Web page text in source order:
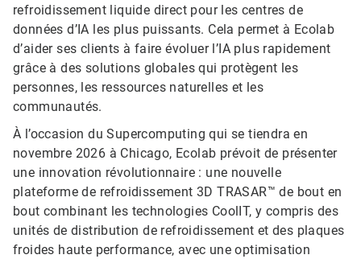
refroidissement liquide direct pour les centres de
données d’IA les plus puissants. Cela permet à Ecolab
d’aider ses clients à faire évoluer l’IA plus rapidement
grâce à des solutions globales qui protègent les
personnes, les ressources naturelles et les
communautés.
À l’occasion du Supercomputing qui se tiendra en
novembre 2026 à Chicago, Ecolab prévoit de présenter
une innovation révolutionnaire : une nouvelle
plateforme de refroidissement 3D TRASAR™ de bout en
bout combinant les technologies CoolIT, y compris des
unités de distribution de refroidissement et des plaques
froides haute performance, avec une optimisation